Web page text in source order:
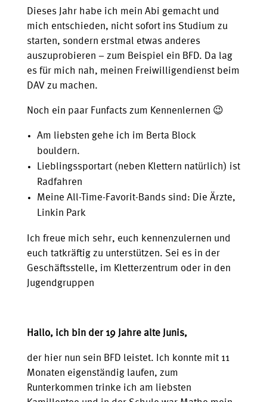
Dieses Jahr habe ich mein Abi gemacht und
mich entschieden, nicht sofort ins Studium zu
starten, sondern erstmal etwas anderes
auszuprobieren – zum Beispiel ein BFD. Da lag
es für mich nah, meinen Freiwilligendienst beim
DAV zu machen.
Noch ein paar Funfacts zum Kennenlernen 😉
Am liebsten gehe ich im Berta Block
bouldern.
Lieblingssportart (neben Klettern natürlich) ist
Radfahren
Meine All-Time-Favorit-Bands sind: Die Ärzte,
Linkin Park
Ich freue mich sehr, euch kennenzulernen und
euch tatkräftig zu unterstützen. Sei es in der
Geschäftsstelle, im Kletterzentrum oder in den
Jugendgruppen
Hallo, ich bin der 19 Jahre alte Junis,
der hier nun sein BFD leistet. Ich konnte mit 11
Monaten eigenständig laufen, zum
Runterkommen trinke ich am liebsten